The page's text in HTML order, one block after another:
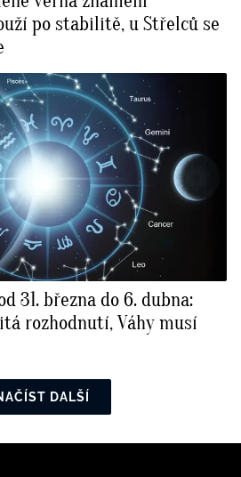
po stabilitě, u Střelců se
31. března do 6. dubna:
rozhodnutí, Váhy musí
DALŠÍ